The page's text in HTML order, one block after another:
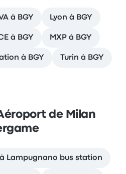
à BGY Lyon à BGY
à BGY MXP à BGY
à BGY Turin à BGY
de Milan
à Lampugnano bus station